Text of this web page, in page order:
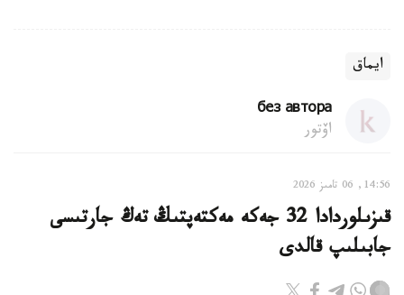
ايماق
без автора
اۆتور
14:56, 06 تامىز 2026
قىزىلوردادا 32 جەكە مەكتەپتىڭ تەڭ جارتىسى
جابىلىپ قالدى